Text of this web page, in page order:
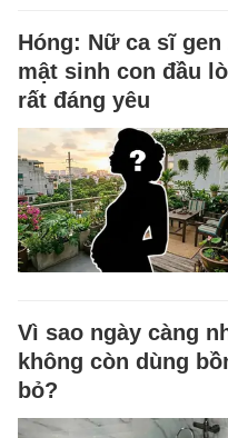
Hóng: Nữ ca sĩ
mật sinh con đầu
rất đáng yêu
Vì sao ngày càng
không còn dùng
bỏ?